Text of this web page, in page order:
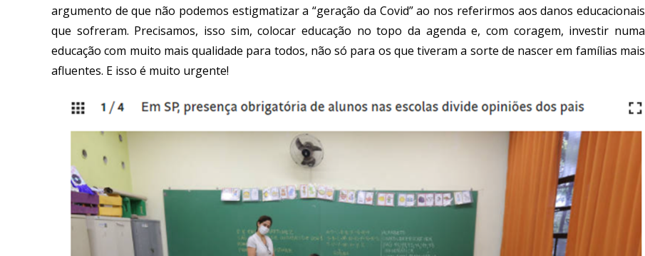
argumento de que não podemos estigmatizar a “geração da Covid” ao nos referirmos aos danos educacionais
que sofreram. Precisamos, isso sim, colocar educação no topo da agenda e, com coragem, investir numa
educação com muito mais qualidade para todos, não só para os que tiveram a sorte de nascer em famílias mais
afluentes. E isso é muito urgente!